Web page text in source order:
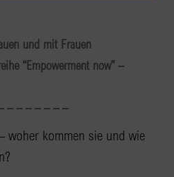
und mit Frauen
“Empowerment now” –
– – – – – – –
woher kommen sie und wie